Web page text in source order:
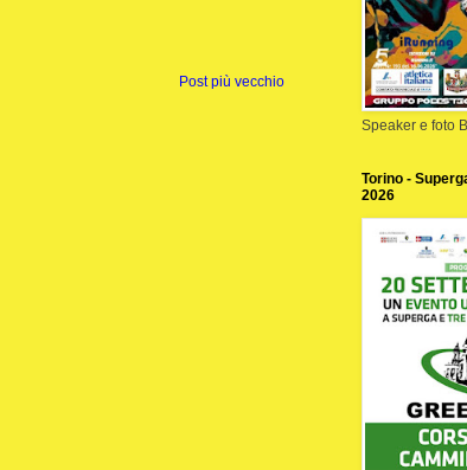
Post più vecchio
Speaker e foto
Torino -
2026